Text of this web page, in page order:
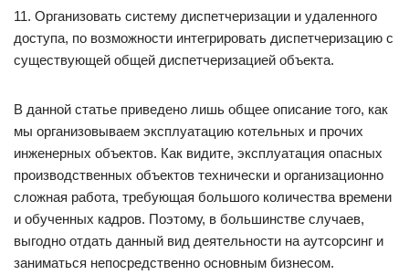
11. Организовать систему диспетчеризации и удаленного
доступа, по возможности интегрировать диспетчеризацию с
существующей общей диспетчеризацией объекта.
В данной статье приведено лишь общее описание того, как
мы организовываем эксплуатацию котельных и прочих
инженерных объектов. Как видите, эксплуатация опасных
производственных объектов технически и организационно
сложная работа, требующая большого количества времени
и обученных кадров. Поэтому, в большинстве случаев,
выгодно отдать данный вид деятельности на аутсорсинг и
заниматься непосредственно основным бизнесом.